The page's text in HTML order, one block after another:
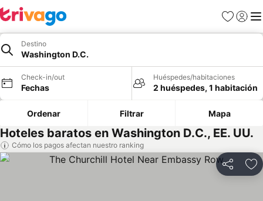
Favoritos
Iniciar
Destino
Washington D.C.
Check-in/out
Fechas
Huéspedes/habitaciones
2 huéspedes, 1 habitación
Ordenar Filtrar Mapa
Hoteles baratos en Washington D.C., EE. UU.
Cómo los pagos afectan nuestro ranking
Compartir